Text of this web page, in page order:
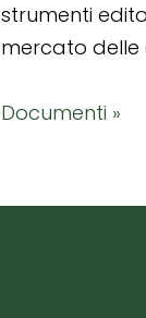
strumenti
mercato delle
Documenti »